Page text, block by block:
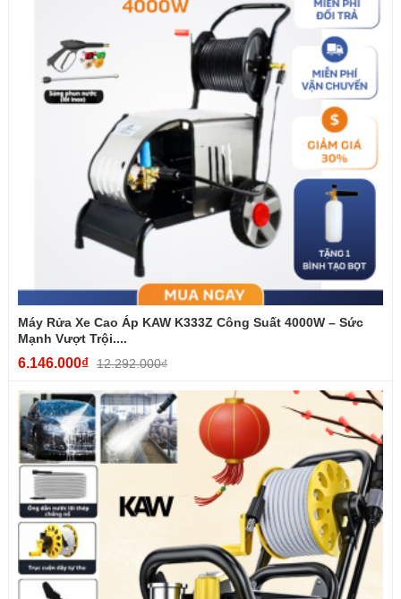
Vệ sinh sân, tường, sàn nhà
Xịt rong rêu
Vệ sinh thiết bị & chuồng trại
Tiết kiệm nước – Tiết kiệm điện
Sử dụng công nghệ phun tia tập trung, KAW 335C cho hiệu quả
làm sạch mạnh gấp nhiều lần trong khi lượng nước tiêu thụ ít hơn
máy rửa truyền thống.
Máy Rửa Xe Cao Áp KAW K333Z Công Suất 4000W – Sức
Mạnh Vượt Trội....
6.146.000₫ 12.292.000₫